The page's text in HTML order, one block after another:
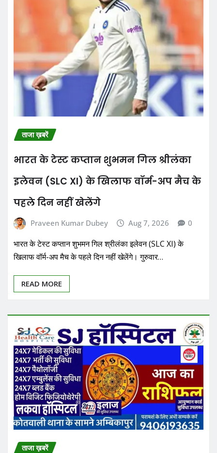
ताजा ख़बरें
भारत के टेस्ट कप्तान शुभमन गिल श्रीलंका
इलेवन (SLC XI) के खिलाफ वॉर्म-अप मैच के
पहले दिन नहीं खेलेंगे
Praveen Kumar Dubey Aug 7, 2026 0
भारत के टेस्ट कप्तान शुभमन गिल श्रीलंका इलेवन (SLC XI) के
खिलाफ वॉर्म-अप मैच के पहले दिन नहीं खेलेंगे। गुरुवार…
READ MORE
ताजा ख़बरें